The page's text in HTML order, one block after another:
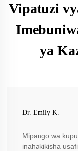
Vipatuzi
ya
Dr. Emily K.
Mipango wa
inahakikisha